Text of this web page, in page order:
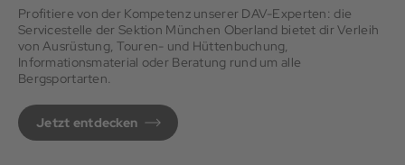
Profitiere von der Kompetenz unserer DAV-Experten: die
Servicestelle der Sektion München Oberland bietet dir Verleih
von Ausrüstung, Touren- und Hüttenbuchung,
Informationsmaterial oder Beratung rund um alle
Bergsportarten.
Jetzt entdecken